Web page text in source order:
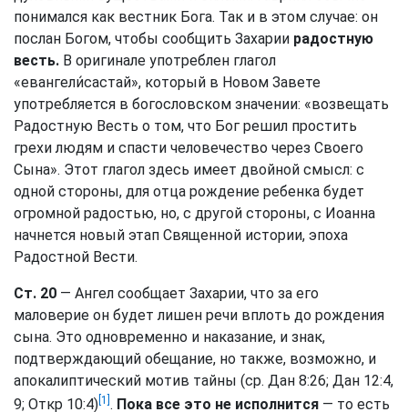
понимался как вестник Бога. Так и в этом случае: он
послан Богом, чтобы сообщить Захарии радостную
весть. В оригинале употреблен глагол
«евангели́састай», который в Новом Завете
употребляется в богословском значении: «возвещать
Радостную Весть о том, что Бог решил простить
грехи людям и спасти человечество через Своего
Сына». Этот глагол здесь имеет двойной смысл: с
одной стороны, для отца рождение ребенка будет
огромной радостью, но, с другой стороны, с Иоанна
начнется новый этап Священной истории, эпоха
Радостной Вести.
Ст. 20 — Ангел сообщает Захарии, что за его
маловерие он будет лишен речи вплоть до рождения
сына. Это одновременно и наказание, и знак,
подтверждающий обещание, но также, возможно, и
апокалиптический мотив тайны (ср. Дан 8:26; Дан 12:4,
9; Откр 10:4) [1] . Пока все это не исполнится — то есть